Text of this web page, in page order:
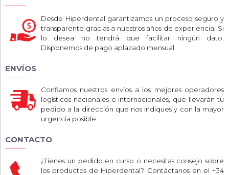
Desde Hiperdental garantizamos un proceso seguro y
transparente gracias a nuestros años de experiencia. Si
lo desea no tendrá que facilitar ningún dato.
Disponemos de pago aplazado mensual
ENVÍOS
Confiamos nuestros envíos a los mejores operadores
logísticos nacionales e internacionales, que llevarán tu
pedido a la dirección que nos indiques y con la mayor
urgencia posible.
CONTACTO
¿Tienes un pedido en curso o necesitas consejo sobre
los productos de Hiperdental? Contáctanos en el +34